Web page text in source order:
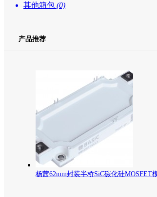
其他箱包 (0)
产品推荐
杨茜62mm封装半桥SiC碳化硅MOSFET